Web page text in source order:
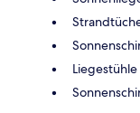
Liegestühle